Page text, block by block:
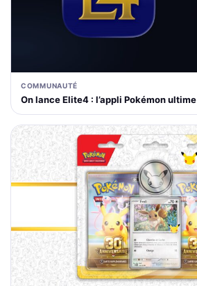
COMMUNAUTÉ
On lance Elite4 : l’appli Pokémon ultime